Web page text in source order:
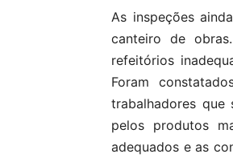
As inspeções
canteiro de
refeitórios
Foram
trabalhadores que
pelos produtos
adequados e as